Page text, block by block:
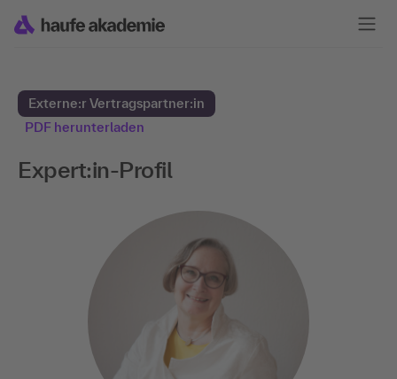
Externe:r Vertragspartner:in
PDF herunterladen
Expert:in-Profil